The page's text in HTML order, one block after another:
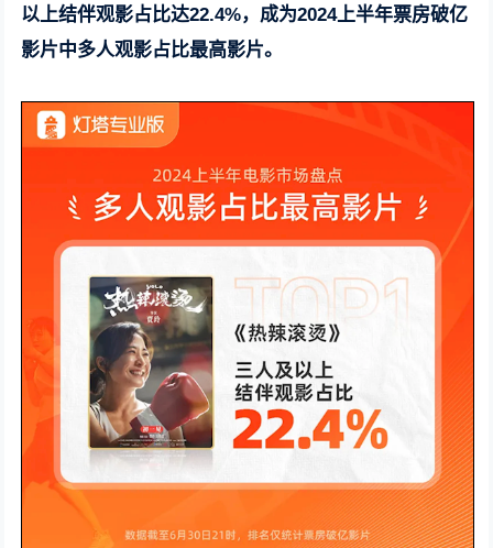
以上结伴观影占比达22.4%，成为2024上半年票房破亿
影片中多人观影占比最高影片。